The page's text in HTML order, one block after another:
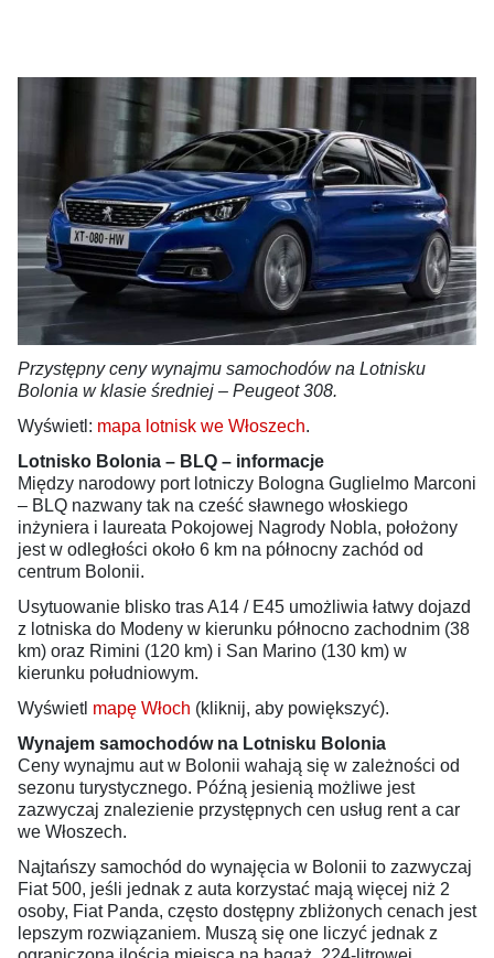
Przystępny ceny wynajmu samochodów na Lotnisku
Bolonia w klasie średniej – Peugeot 308.
Wyświetl: mapa lotnisk we Włoszech.
Lotnisko Bolonia – BLQ – informacje
Między narodowy port lotniczy Bologna Guglielmo Marconi
– BLQ nazwany tak na cześć sławnego włoskiego
inżyniera i laureata Pokojowej Nagrody Nobla, położony
jest w odległości około 6 km na północny zachód od
centrum Bolonii.
Usytuowanie blisko tras A14 / E45 umożliwia łatwy dojazd
z lotniska do Modeny w kierunku północno zachodnim (38
km) oraz Rimini (120 km) i San Marino (130 km) w
kierunku południowym.
Wyświetl mapę Włoch (kliknij, aby powiększyć).
Wynajem samochodów na Lotnisku Bolonia
Ceny wynajmu aut w Bolonii wahają się w zależności od
sezonu turystycznego. Późną jesienią możliwe jest
zazwyczaj znalezienie przystępnych cen usług rent a car
we Włoszech.
Najtańszy samochód do wynajęcia w Bolonii to zazwyczaj
Fiat 500, jeśli jednak z auta korzystać mają więcej niż 2
osoby, Fiat Panda, często dostępny zbliżonych cenach jest
lepszym rozwiązaniem. Muszą się one liczyć jednak z